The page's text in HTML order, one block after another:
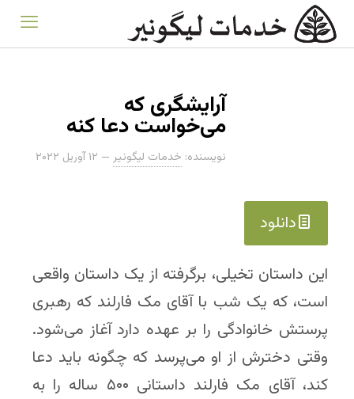
آرایشگری که
می‌خواست دعا کنه
نویسنده: خدمات لیگونیر — ۱۲ آوریل ۲۰۲۲
دانلود
این داستان تخیلی، برگرفته از یک داستان واقعی
است، که یک شب با آقای مک فارلند که رهبری
پرستش خانوادگی را بر عهده دارد آغاز می‌شود.
وقتی دخترش از او می‌پرسد که چگونه باید دعا
کند، آقای مک فارلند داستانی ۵۰۰ ساله را به